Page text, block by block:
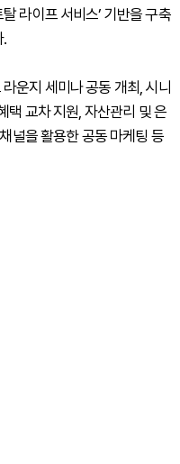
라이프 서비스’ 기반을 구축
.
운지 세미나 공동 개최, 시니
택 교차 지원, 자산관리 및 은
널을 활용한 공동 마케팅 등